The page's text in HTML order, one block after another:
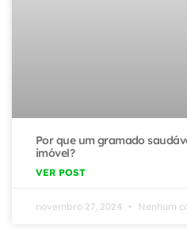
Por que um gramado
imóvel?
VER POST
novembro 27, 2024 Nenhum